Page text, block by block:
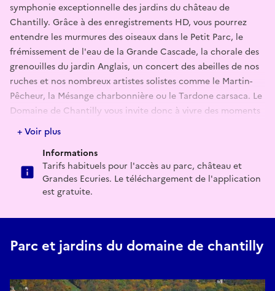
symphonie exceptionnelle des jardins du château de
Chantilly. Grâce à des enregistrements HD, vous pourrez
entendre les murmures des oiseaux dans le Petit Parc, le
frémissement de l'eau de la Grande Cascade, la chorale des
grenouilles du jardin Anglais, un concert des abeilles de nos
ruches et nos nombreux artistes solistes comme le Martin-
Pêcheur, la Mésange charbonnière ou le Tardone carsaca. Le
Domaine de Chantilly vous invite donc à vivre des moments
d'exceptions avec les musiques de nos jardins.
+ Voir plus
Informations
Tarifs habituels pour l'accès au parc, château et
Grandes Ecuries. Le téléchargement de l'application
est gratuite.
Parc et jardins du domaine de chantilly